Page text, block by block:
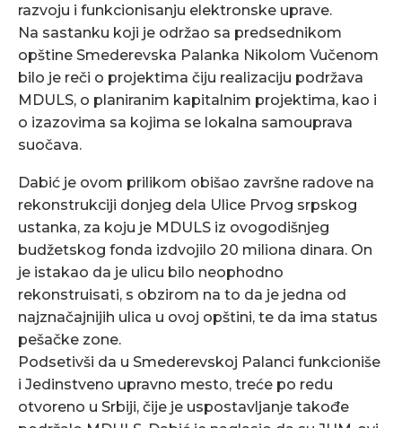
razvoju i funkcionisanju elektronske uprave.
Na sastanku koji je održao sa predsednikom
opštine Smederevska Palanka Nikolom Vučenom
bilo je reči o projektima čiju realizaciju podržava
MDULS, o planiranim kapitalnim projektima, kao i
o izazovima sa kojima se lokalna samouprava
suočava.
Dabić je ovom prilikom obišao završne radove na
rekonstrukciji donjeg dela Ulice Prvog srpskog
ustanka, za koju je MDULS iz ovogodišnjeg
budžetskog fonda izdvojilo 20 miliona dinara. On
je istakao da je ulicu bilo neophodno
rekonstruisati, s obzirom na to da je jedna od
najznačajnijih ulica u ovoj opštini, te da ima status
pešačke zone.
Podsetivši da u Smederevskoj Palanci funkcioniše
i Jedinstveno upravno mesto, treće po redu
otvoreno u Srbiji, čije je uspostavljanje takođe